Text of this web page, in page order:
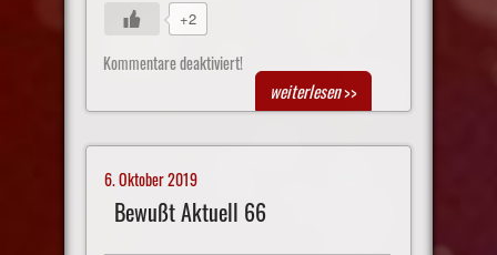
+2
Kommentare deaktiviert!
weiterlesen>>
6. Oktober 2019
Bewußt Aktuell 66